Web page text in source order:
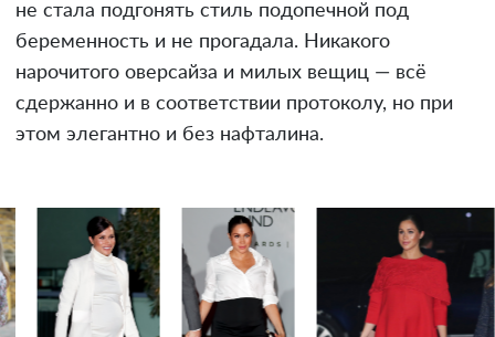
не стала подгонять стиль подопечной под
беременность и не прогадала. Никакого
нарочитого оверсайза и милых вещиц — всё
сдержанно и в соответствии протоколу, но при
этом элегантно и без нафталина.